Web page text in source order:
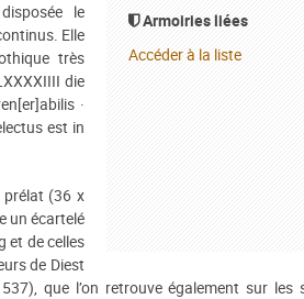
Armoiries liées
Accéder à la liste
le
Elle
très
die
·
est in
prélat (36 x
un écartelé
et de celles
de Diest
que l’on retrouve également sur les